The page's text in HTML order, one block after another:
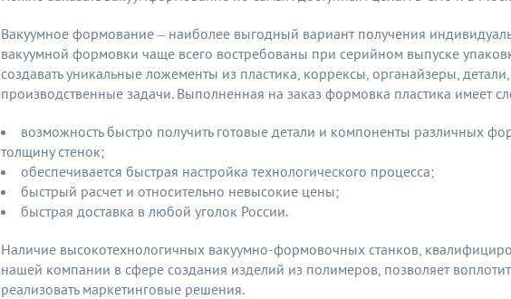
Вакуумное формование – наиболее выгодный вариант получения
вакуумной формовки чаще всего востребованы при серийном выпуске
создавать уникальные ложементы из пластика, коррексы, органайзеры,
производственные задачи. Выполненная на заказ формовка пластика имеет
возможность быстро получить готовые детали и компоненты различных
толщину стенок;
обеспечивается быстрая настройка технологического процесса;
быстрый расчет и относительно невысокие цены;
быстрая доставка в любой уголок России.
Наличие высокотехнологичных вакуумно-формовочных станков,
нашей компании в сфере создания изделий из полимеров, позволяет
реализовать маркетинговые решения.